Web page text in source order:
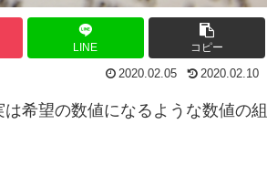
LINE コピー
2020.02.05 2020.02.10
希望の数値になるような数値の組